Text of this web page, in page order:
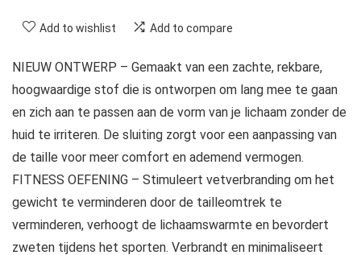
Add to wishlist Add to compare
NIEUW ONTWERP – Gemaakt van een zachte, rekbare,
hoogwaardige stof die is ontworpen om lang mee te gaan
en zich aan te passen aan de vorm van je lichaam zonder de
huid te irriteren. De sluiting zorgt voor een aanpassing van
de taille voor meer comfort en ademend vermogen.
FITNESS OEFENING – Stimuleert vetverbranding om het
gewicht te verminderen door de tailleomtrek te
verminderen, verhoogt de lichaamswarmte en bevordert
zweten tijdens het sporten. Verbrandt en minimaliseert